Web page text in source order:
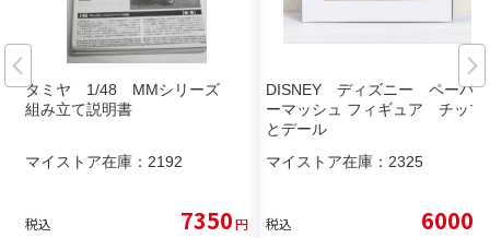
タミヤ 1/48 MMシリーズ
組み立て説明書
マイストア在庫： 2192
税込 7350円
DISNEY ディズニー ペーパ
ーマッシュ フィギュア チップ
とデール
マイストア在庫： 2325
税込 6000